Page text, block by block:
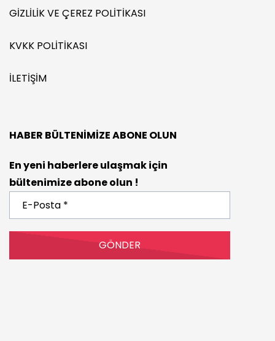
GIZLILIK VE ÇEREZ POLITIKASI
KVKK POLITIKASI
İLETIŞIM
HABER BÜLTENIMIZE ABONE OLUN
En yeni haberlere ulaşmak için
bültenimize abone olun !
Posta
*